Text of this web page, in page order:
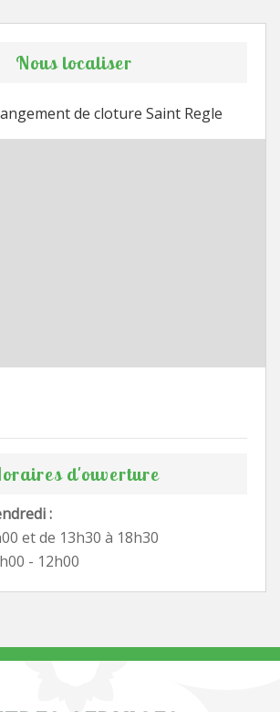
Nous localiser
de cloture Saint Regle
d'ouverture
:
et de 13h30 à 18h30
- 12h00